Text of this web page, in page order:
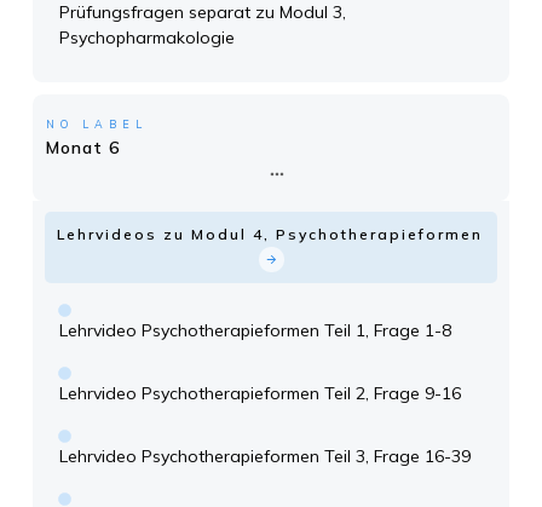
Prüfungsfragen separat zu Modul 3,
Psychopharmakologie
NO LABEL
Monat 6
Lehrvideos zu Modul 4, Psychotherapieformen
Lehrvideo Psychotherapieformen Teil 1, Frage 1-8
Lehrvideo Psychotherapieformen Teil 2, Frage 9-16
Lehrvideo Psychotherapieformen Teil 3, Frage 16-39